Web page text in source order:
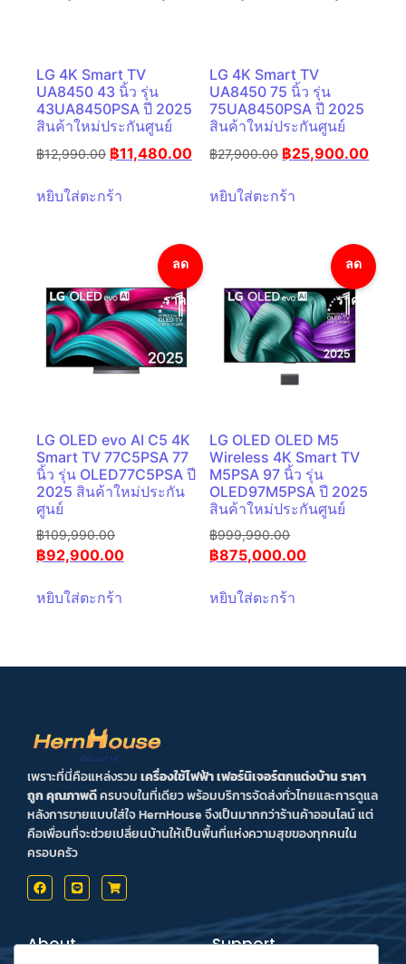
LG 4K Smart TV
UA8450 43 นิ้ว รุ่น
43UA8450PSA ปี 2025
สินค้าใหม่ประกันศูนย์
฿12,990.00 ฿11,480.00
หยิบใส่ตะกร้า
LG 4K Smart TV
UA8450 75 นิ้ว รุ่น
75UA8450PSA ปี 2025
สินค้าใหม่ประกันศูนย์
฿27,900.00 ฿25,900.00
หยิบใส่ตะกร้า
ลด
ราคา!
LG OLED evo AI C5 4K
Smart TV 77C5PSA 77
นิ้ว รุ่น OLED77C5PSA ปี
2025 สินค้าใหม่ประกัน
ศูนย์
฿109,990.00
฿92,900.00
หยิบใส่ตะกร้า
ลด
ราคา!
LG OLED OLED M5
Wireless 4K Smart TV
M5PSA 97 นิ้ว รุ่น
OLED97M5PSA ปี 2025
สินค้าใหม่ประกันศูนย์
฿999,990.00
฿875,000.00
หยิบใส่ตะกร้า
เพราะที่นี่คือแหล่งรวมเครื่องใช้ไฟฟ้า เฟอร์นิเจอร์ตกแต่งบ้าน ราคา
ถูก คุณภาพดีครบจบในที่เดียว พร้อมบริการจัดส่งทั่วไทยและการดูแล
หลังการขายแบบใส่ใจ HernHouse จึงเป็นมากกว่าร้านค้าออนไลน์ แต่
คือเพื่อนที่จะช่วยเปลี่ยนบ้านให้เป็นพื้นที่แห่งความสุขของทุกคนใน
ครอบครัว
About Support